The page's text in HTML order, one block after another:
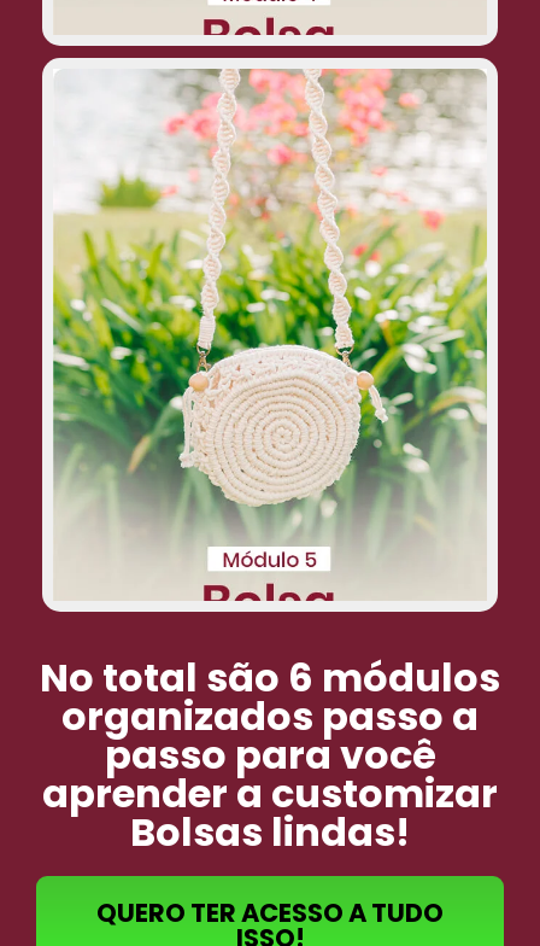
Bolsa redonda:
um modelo criativo e diferente, com um
formato arredondado que pode ser
usado para compor looks mais
despojados.
No total são 6 módulos
organizados passo a
passo para você
aprender a customizar
Bolsas lindas!
QUERO TER ACESSO A TUDO
ISSO!